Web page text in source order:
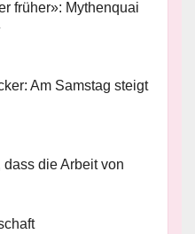
früher»: Mythenquai
Am Samstag steigt
die Arbeit von